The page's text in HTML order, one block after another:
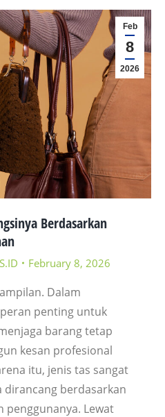
Feb
8
2026
Berdasarkan
February 8, 2026
Dalam
penting untuk
barang tetap
kesan profesional
itu, jenis tas sangat
dirancang berdasarkan
penggunanya. Lewat